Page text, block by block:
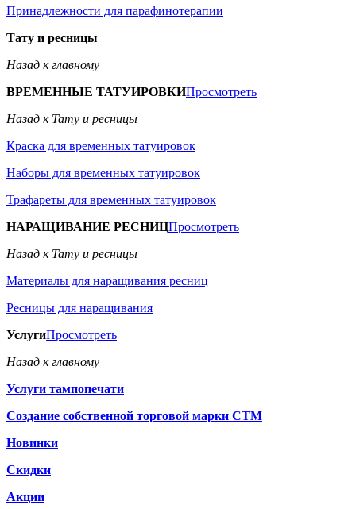
Принадлежности для парафинотерапии
Тату и ресницы
Назад к главному
ВРЕМЕННЫЕ ТАТУИРОВКИПросмотреть
Назад к Тату и ресницы
Краска для временных татуировок
Наборы для временных татуировок
Трафареты для временных татуировок
НАРАЩИВАНИЕ РЕСНИЦПросмотреть
Назад к Тату и ресницы
Материалы для наращивания ресниц
Ресницы для наращивания
УслугиПросмотреть
Назад к главному
Услуги тампопечати
Создание собственной торговой марки СТМ
Новинки
Скидки
Акции